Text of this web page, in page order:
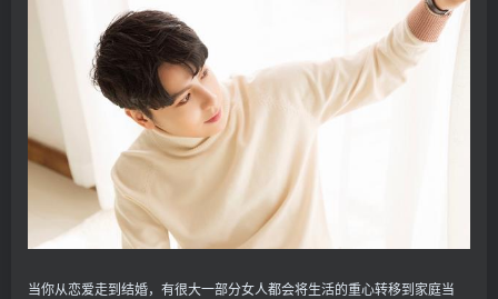
当你从恋爱走到结婚，有很大一部分女人都会将生活的重心转移到家庭当